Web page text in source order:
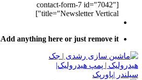
[contact-form-7 id="7042"
title="Newsletter Vertical"]
Add anything here or just remove it...